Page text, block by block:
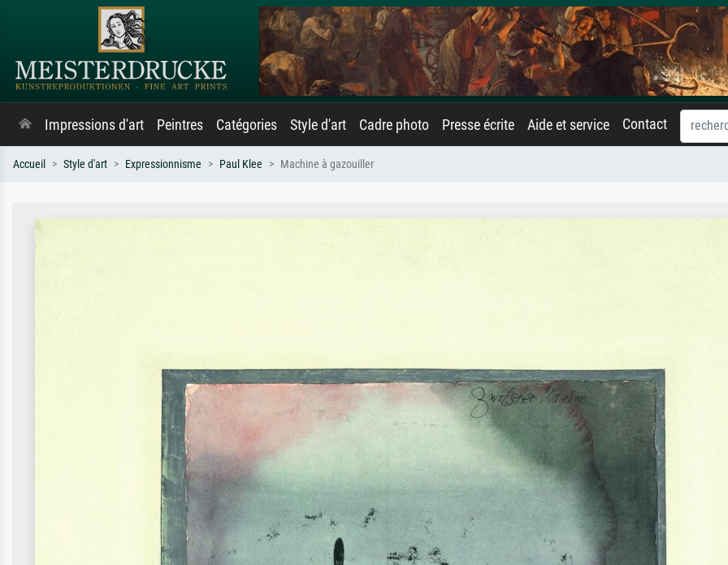
Impressions d'art Peintres Catégories Style d'art Cadre photo Presse écrite Aide et service Contact
Accueil Style d'art Expressionnisme Paul Klee Machine à gazouiller